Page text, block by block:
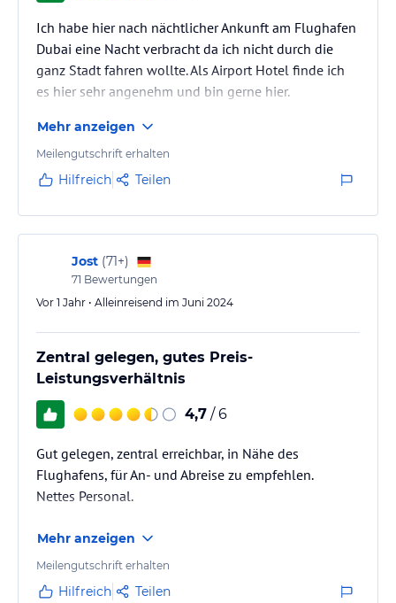
Ich habe hier nach nächtlicher Ankunft am Flughafen
Dubai eine Nacht verbracht da ich nicht durch die
ganz Stadt fahren wollte. Als Airport Hotel finde ich
es hier sehr angenehm und bin gerne hier.
sind normaler Novotel Standard- wenn ich etwas
mehr Zeit habe würde ich gegenüber eher in das
Pullman gehen
Mehr anzeigen
Meilengutschrift erhalten
Hilfreich Teilen
Jost (71+)
71 Bewertungen
Vor 1 Jahr • Alleinreisend im Juni 2024
Zentral gelegen, gutes Preis-
Leistungsverhältnis
4,7 / 6
Gut gelegen, zentral erreichbar, in Nähe des
Flughafens, für An- und Abreise zu empfehlen.
Nettes Personal.
Mehr anzeigen
Meilengutschrift erhalten
Hilfreich Teilen